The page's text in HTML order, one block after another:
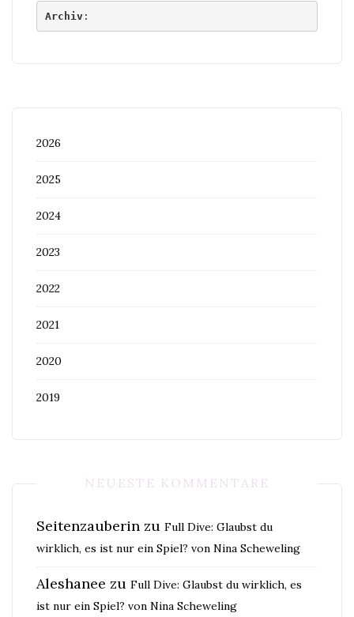
Archiv:
2026
2025
2024
2023
2022
2021
2020
2019
NEUESTE KOMMENTARE
Seitenzauberin zu Full Dive: Glaubst du
wirklich, es ist nur ein Spiel? von Nina Scheweling
Aleshanee zu Full Dive: Glaubst du wirklich, es
ist nur ein Spiel? von Nina Scheweling